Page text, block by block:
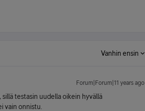
Vanhin ensin
Forum|Forum|11 years ago
sillä testasin uudella oikein hyvällä
vain onnistu.